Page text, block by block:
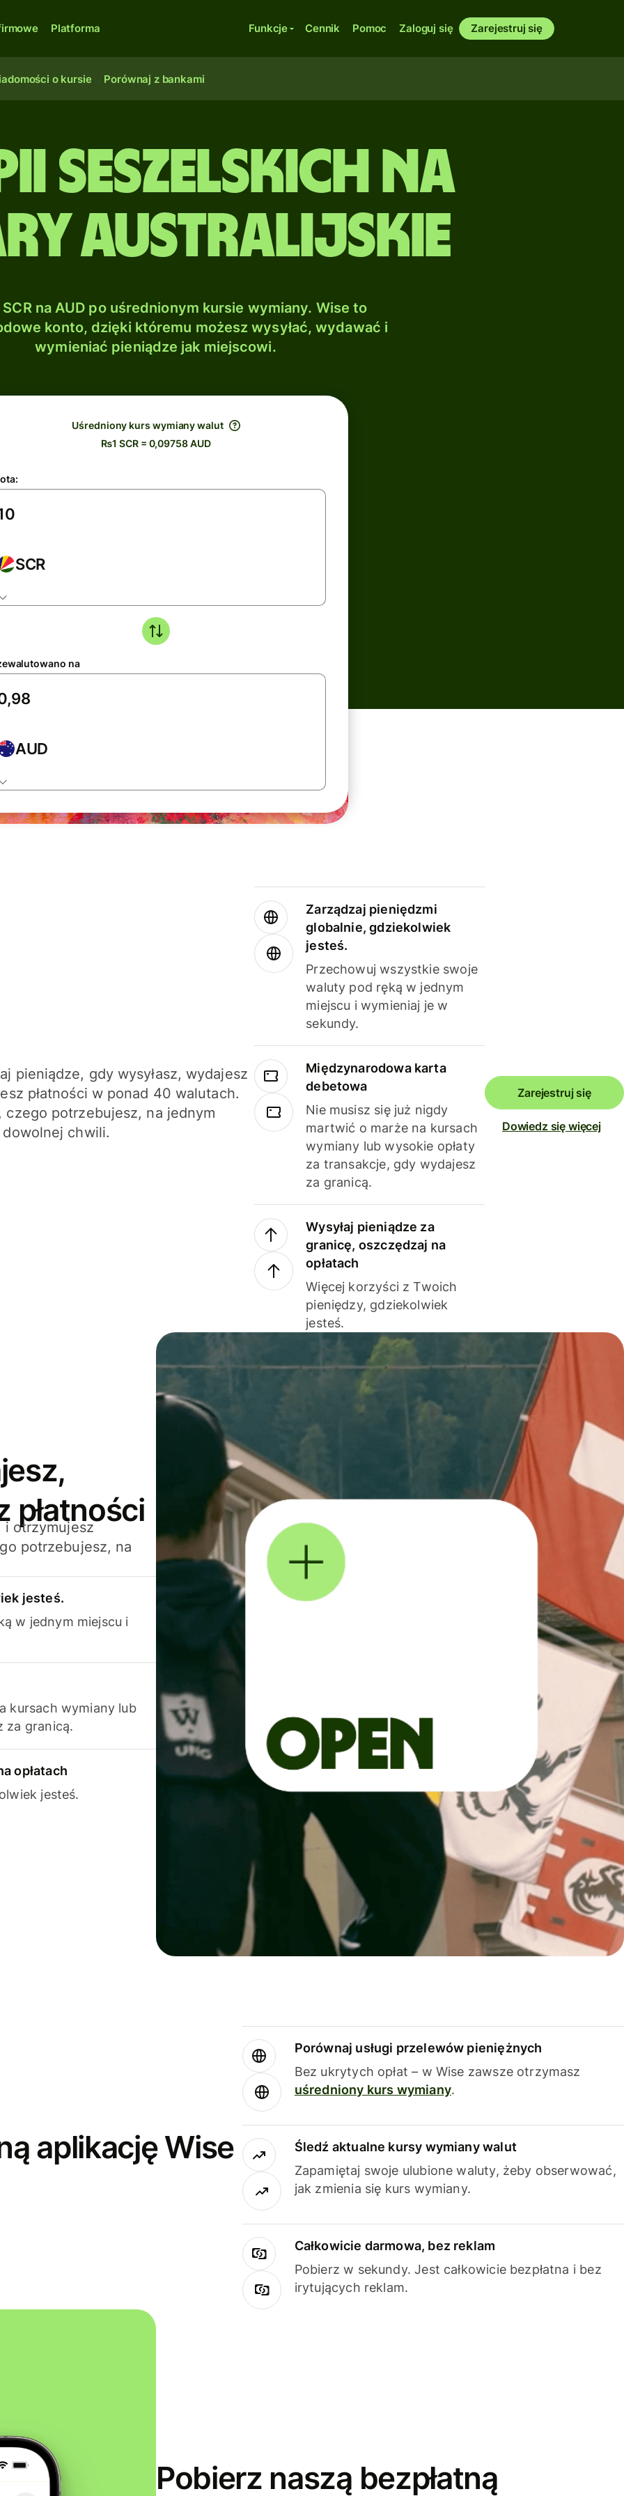
Platforma Funkcje Cennik Pomoc Zaloguj się Zarejestruj się
o kursie Porównaj z bankami
seszelskich na
australijskie
na AUD po uśrednionym kursie wymiany. Wise to
konto, dzięki któremu możesz wysyłać, wydawać i
wymieniać pieniądze jak miejscowi.
Uśredniony kurs wymiany walut
₨1 SCR = 0,09758 AUD
SCR
na
AUD
pieniądze, gdy wysyłasz, wydajesz
płatności w ponad 40 walutach.
czego potrzebujesz, na jednym
chwili.
Zarządzaj pieniędzmi
globalnie, gdziekolwiek
jesteś.
Przechowuj wszystkie swoje
waluty pod ręką w jednym
miejscu i wymieniaj je w
sekundy.
Międzynarodowa karta
debetowa
Nie musisz się już nigdy
martwić o marże na kursach
wymiany lub wysokie opłaty
za transakcje, gdy wydajesz
za granicą.
Wysyłaj pieniądze za
granicę, oszczędzaj na
opłatach
Więcej korzyści z Twoich
pieniędzy, gdziekolwiek
jesteś.
Zarejestruj się
Dowiedz się więcej
płatności
i otrzymujesz
potrzebujesz, na
jesteś.
w jednym miejscu i
kursach wymiany lub
za granicą.
opłatach
jesteś.
aplikację Wise
Porównaj usługi przelewów pieniężnych
Bez ukrytych opłat – w Wise zawsze otrzymasz
uśredniony kurs wymiany.
Śledź aktualne kursy wymiany walut
Zapamiętaj swoje ulubione waluty, żeby obserwować,
jak zmienia się kurs wymiany.
Całkowicie darmowa, bez reklam
Pobierz w sekundy. Jest całkowicie bezpłatna i bez
irytujących reklam.
Pobierz naszą bezpłatną